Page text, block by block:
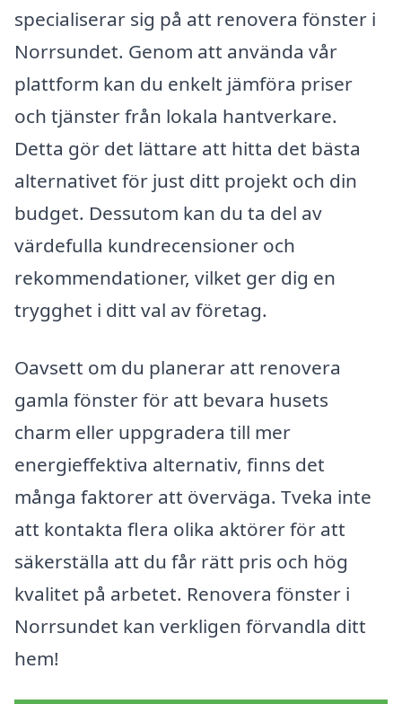
specialiserar sig på att renovera fönster i
Norrsundet. Genom att använda vår
plattform kan du enkelt jämföra priser
och tjänster från lokala hantverkare.
Detta gör det lättare att hitta det bästa
alternativet för just ditt projekt och din
budget. Dessutom kan du ta del av
värdefulla kundrecensioner och
rekommendationer, vilket ger dig en
trygghet i ditt val av företag.
Oavsett om du planerar att renovera
gamla fönster för att bevara husets
charm eller uppgradera till mer
energieffektiva alternativ, finns det
många faktorer att överväga. Tveka inte
att kontakta flera olika aktörer för att
säkerställa att du får rätt pris och hög
kvalitet på arbetet. Renovera fönster i
Norrsundet kan verkligen förvandla ditt
hem!